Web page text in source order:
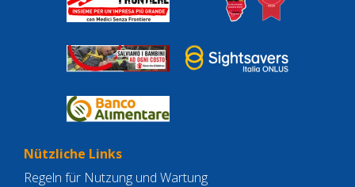
Nützliche Links
Regeln für Nutzung und Wartung